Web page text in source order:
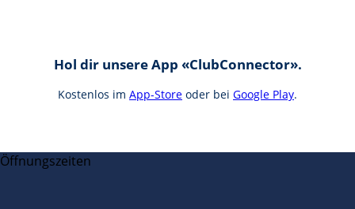
Hol dir unsere App «ClubConnector».
Kostenlos im App-Store oder bei Google Play.
Öffnungszeiten